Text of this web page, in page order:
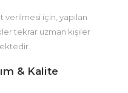
için, yapılan
tekrar uzman kişiler
& Kalite